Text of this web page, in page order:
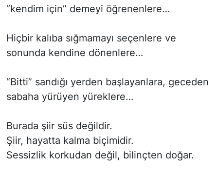
“kendim için” demeyi öğrenenlere…
Hiçbir kalıba sığmamayı seçenlere ve
sonunda kendine dönenlere…
“Bitti” sandığı yerden başlayanlara, geceden
sabaha yürüyen yüreklere…
Burada şiir süs değildir.
Şiir, hayatta kalma biçimidir.
Sessizlik korkudan değil, bilinçten doğar.